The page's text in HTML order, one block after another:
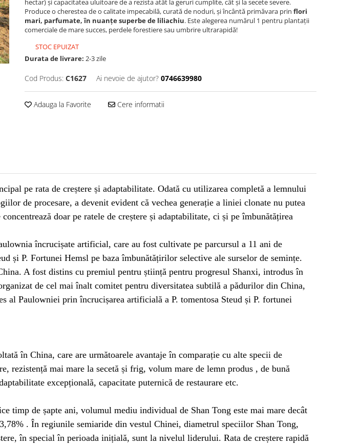
hectar) și capacitatea uluitoare de a rezista atât la geruri cumplite, cât și la secete severe.
Produce o cherestea de o calitate impecabilă, curată de noduri, și încântă primăvara prin flori
mari, parfumate, în nuanțe superbe de liliachiu. Este alegerea numărul 1 pentru plantații
comerciale de mare succes, perdele forestiere sau umbrire ultrarapidă!
STOC EPUIZAT
Durata de livrare: 2-3 zile
Cod Produs: C1627 Ai nevoie de ajutor? 0746639980
Adauga la Favorite Cere informatii
pe rata de creștere și adaptabilitate. Odată cu utilizarea completă a lemnului
de procesare, a devenit evident că vechea generație a liniei clonate nu putea
doar pe ratele de creștere și adaptabilitate, ci și pe îmbunătățirea
încrucișate artificial, care au fost cultivate pe parcursul a 11 ani de
și P. Fortunei Hemsl pe baza îmbunătățirilor selective ale surselor de semințe.
A fost distins cu premiul pentru știință pentru progresul Shanxi, introdus în
de cel mai înalt comitet pentru diversitatea subtilă a pădurilor din China,
Paulowniei prin încrucișarea artificială a P. tomentosa Steud și P. fortunei
în China, care are următoarele avantaje în comparație cu alte specii de
rezistență mai mare la secetă și frig, volum mare de lemn produs , de bună
excepțională, capacitate puternică de restaurare etc.
timp de șapte ani, volumul mediu individual de Shan Tong este mai mare decât
. În regiunile semiaride din vestul Chinei, diametrul speciilor Shan Tong,
în special în perioada inițială, sunt la nivelul liderului. Rata de creștere rapidă